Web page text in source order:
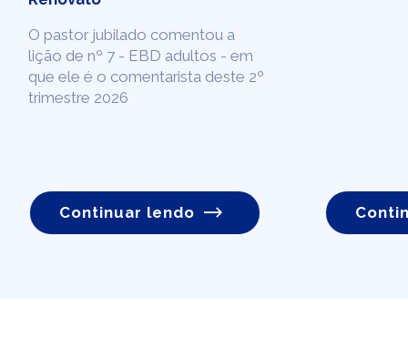
O pastor jubilado comentou a
lição de nº 7 - EBD adultos - em
que ele é o comentarista deste 2º
trimestre 2026
Continuar lendo